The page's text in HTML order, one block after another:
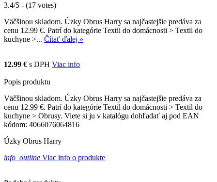
3.4/5 - (17 votes)
Väčšinou skladom. Úzky Obrus Harry sa najčastejšie predáva za
cenu 12.99 €. Patrí do kategórie Textil do domácnosti > Textil do
kuchyne >... Čítať ďalej »
12.99 € s DPH Viac info
Popis produktu
Väčšinou skladom. Úzky Obrus Harry sa najčastejšie predáva za
cenu 12.99 €. Patrí do kategórie Textil do domácnosti > Textil do
kuchyne > Obrusy. Viete si ju v katalógu dohľadať aj pod EAN
kódom: 4066076064816
Úzky Obrus Harry
info_outline Viac info o produkte